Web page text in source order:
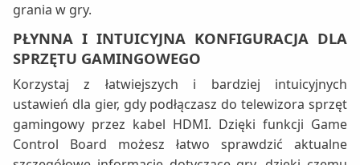
grania w gry.
PŁYNNA I INTUICYJNA KONFIGURACJA DLA
SPRZĘTU GAMINGOWEGO
Korzystaj z łatwiejszych i bardziej intuicyjnych
ustawień dla gier, gdy podłączasz do telewizora sprzęt
gamingowy przez kabel HDMI. Dzięki funkcji Game
Control Board możesz łatwo sprawdzić aktualne